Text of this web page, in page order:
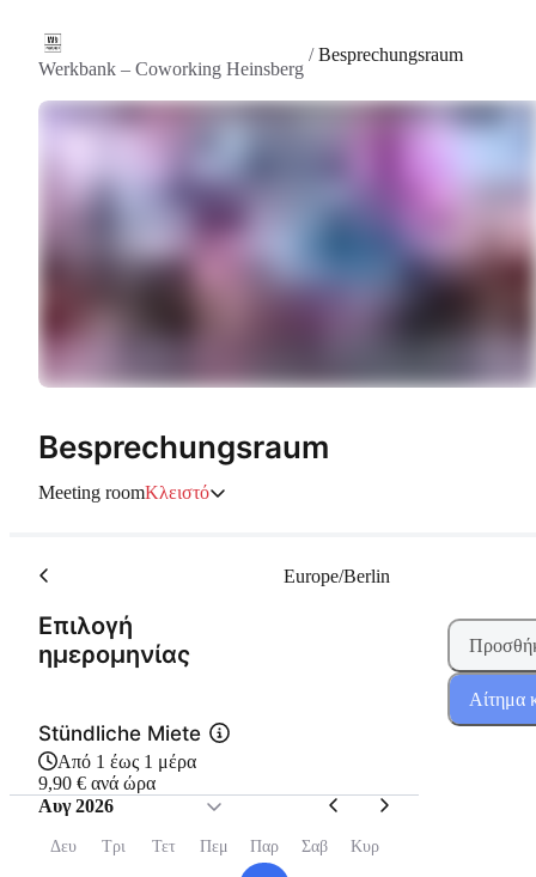
Werkbank – Coworking Heinsberg
/Besprechungsraum
Besprechungsraum
Meeting roomΚλειστό
Επιλογή
ημερομηνίας(Βήμα 1 από 2)
Europe/Berlin
Stündliche Miete
Από 1 έως 1 μέρα
9,90 € ανά ώρα
Αυγ 2026
Δευ Τρι Τετ Πεμ Παρ Σαβ Κυρ
Αίτημα